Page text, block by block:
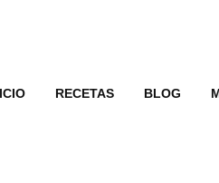
RECETAS BLOG